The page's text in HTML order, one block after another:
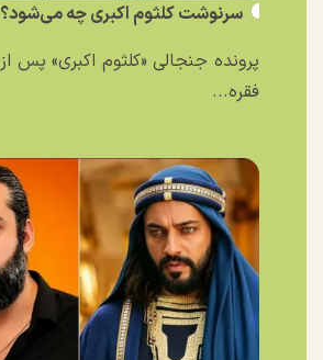
سرنوشت کلثوم اکبری چه می‌شود؟
فقره...